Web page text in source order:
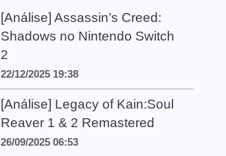
[Análise] Assassin’s Creed:
Shadows no Nintendo Switch
2
22/12/2025 19:38
[Análise] Legacy of Kain:Soul
Reaver 1 & 2 Remastered
26/09/2025 06:53